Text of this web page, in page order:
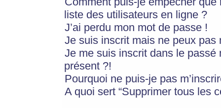
liste des utilisateurs en ligne ?
J’ai perdu mon mot de passe !
Je suis inscrit mais ne peux pas
Je me suis inscrit dans le
présent ?!
Pourquoi ne puis-je pas
A quoi sert “Supprimer tous les